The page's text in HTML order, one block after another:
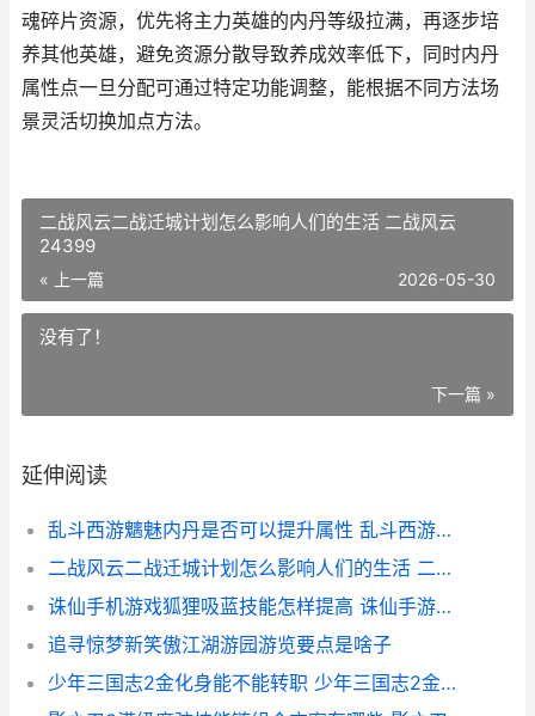
魂碎片资源，优先将主力英雄的内丹等级拉满，再逐步培
养其他英雄，避免资源分散导致养成效率低下，同时内丹
属性点一旦分配可通过特定功能调整，能根据不同方法场
景灵活切换加点方法。
二战风云二战迁城计划怎么影响人们的生活 二战风云
24399
« 上一篇 2026-05-30
没有了！
下一篇 »
延伸阅读
乱斗西游魑魅内丹是否可以提升属性 乱斗西游魅魉
二战风云二战迁城计划怎么影响人们的生活 二战风云24399
诛仙手机游戏狐狸吸蓝技能怎样提高 诛仙手游有狐妥妥
追寻惊梦新笑傲江湖游园游览要点是啥子
少年三国志2金化身能不能转职 少年三国志2金玉锚币最多能换多少船币